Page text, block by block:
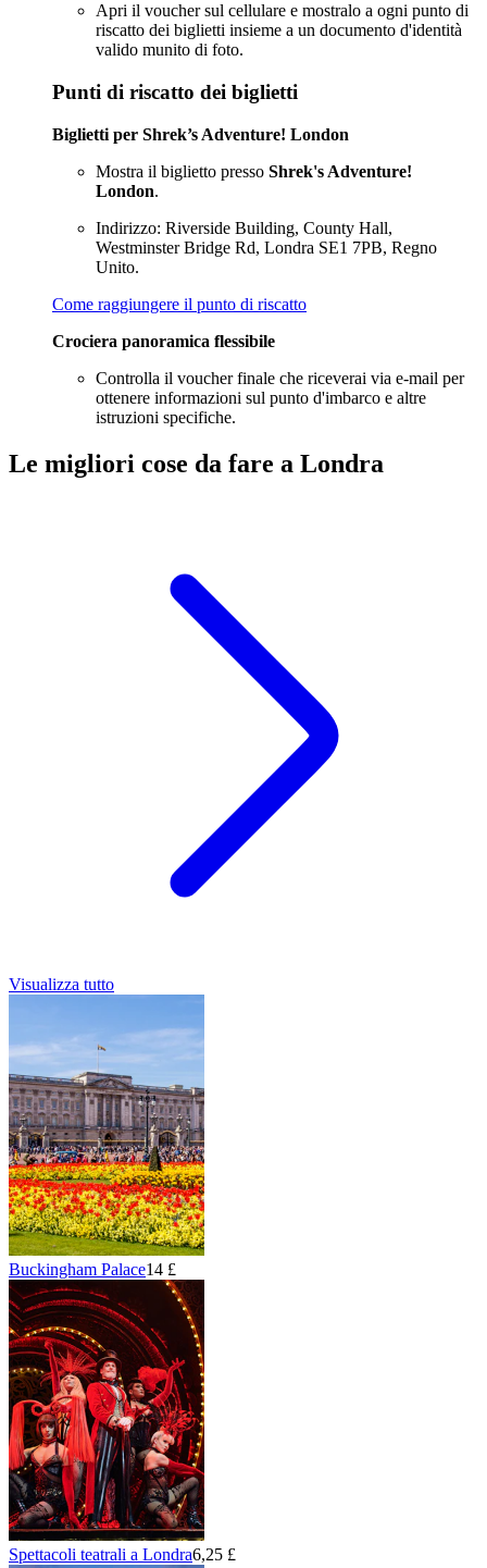
Apri il voucher sul cellulare e mostralo a ogni punto di
riscatto dei biglietti insieme a un documento d'identità
valido munito di foto.
Punti di riscatto dei biglietti
Biglietti per Shrek’s Adventure! London
Mostra il biglietto presso Shrek's Adventure!
London.
Indirizzo: Riverside Building, County Hall,
Westminster Bridge Rd, Londra SE1 7PB, Regno
Unito.
Come raggiungere il punto di riscatto
Crociera panoramica flessibile
Controlla il voucher finale che riceverai via e-mail per
ottenere informazioni sul punto d'imbarco e altre
istruzioni specifiche.
Le migliori cose da fare a Londra
Visualizza tutto
Buckingham Palace14 £
Spettacoli teatrali a Londra6,25 £